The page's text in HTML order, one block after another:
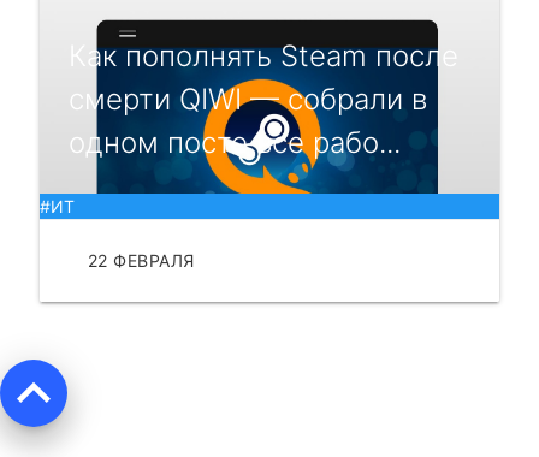
Как пополнять Steam после
смерти QIWI — собрали в
одном посте все рабо...
#ИТ
22 ФЕВРАЛЯ
keyboard_arrow_up